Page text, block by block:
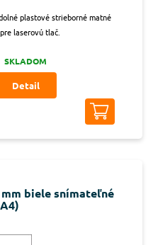
plastové strieborné matné
laserovú tlač.
SKLADOM
Detail
biele snímateľné